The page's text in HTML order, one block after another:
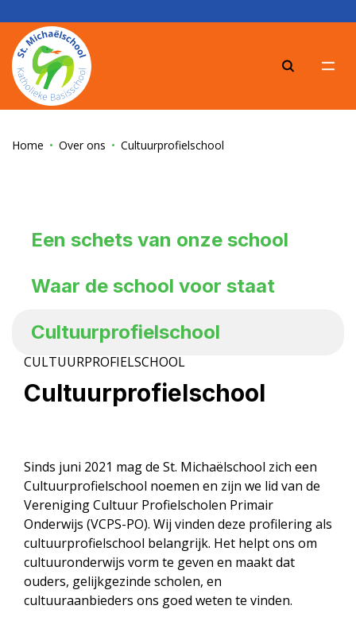
Home Over ons Cultuurprofielschool
Een schets van onze school
Waar de school voor staat
Cultuurprofielschool
CULTUURPROFIELSCHOOL
Cultuurprofielschool
Sinds juni 2021 mag de St. Michaëlschool zich een
Cultuurprofielschool noemen en zijn we lid van de
Vereniging Cultuur Profielscholen Primair
Onderwijs (VCPS-PO). Wij vinden deze profilering als
cultuurprofielschool belangrijk. Het helpt ons om
cultuuronderwijs vorm te geven en maakt dat
ouders, gelijkgezinde scholen, en
cultuuraanbieders ons goed weten te vinden.